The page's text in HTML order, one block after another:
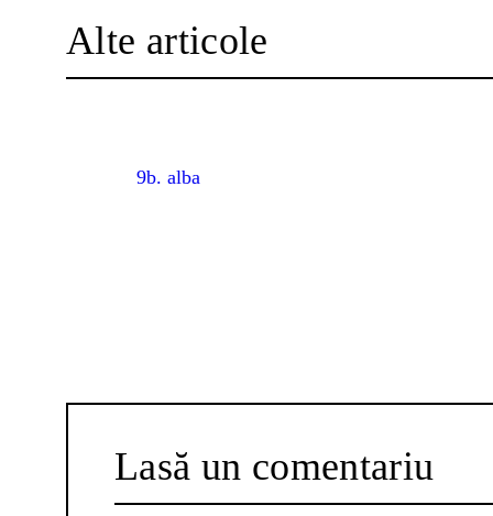
Alte articole
9b. alba
Lasă un comentariu